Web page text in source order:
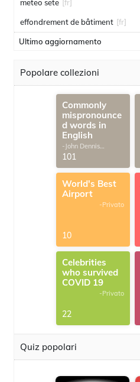
meteo sete [fr]
effondrement de bâtiment [fr]
Ultimo aggiornamento
Popolare collezioni
Commonly
mispronounce
d words in
English
-John Dennis
G.Thomas
101
World's Best
Airport
-Privato
10
Celebrities
who survived
COVID 19
-Privato
22
Quiz popolari